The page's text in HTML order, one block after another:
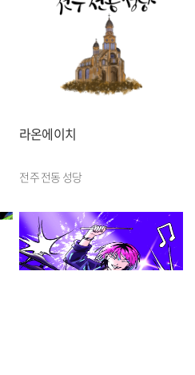
라온에이치
전주 전동 성당